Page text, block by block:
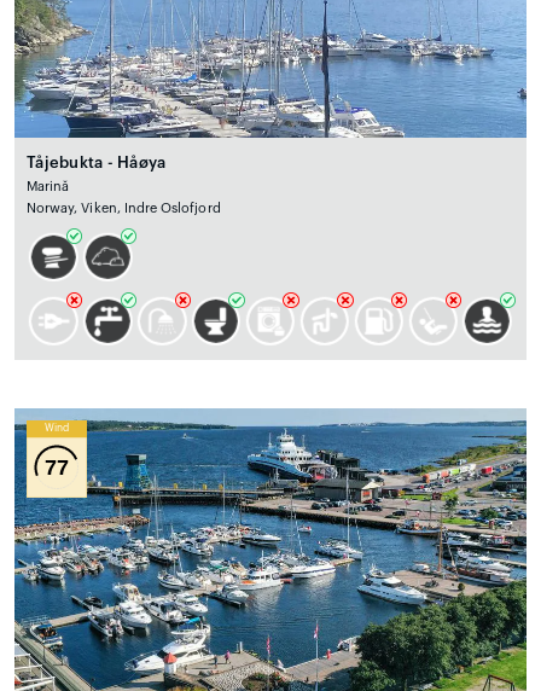
Tåjebukta - Håøya
Marină
Norway, Viken, Indre Oslofjord
Wind
77